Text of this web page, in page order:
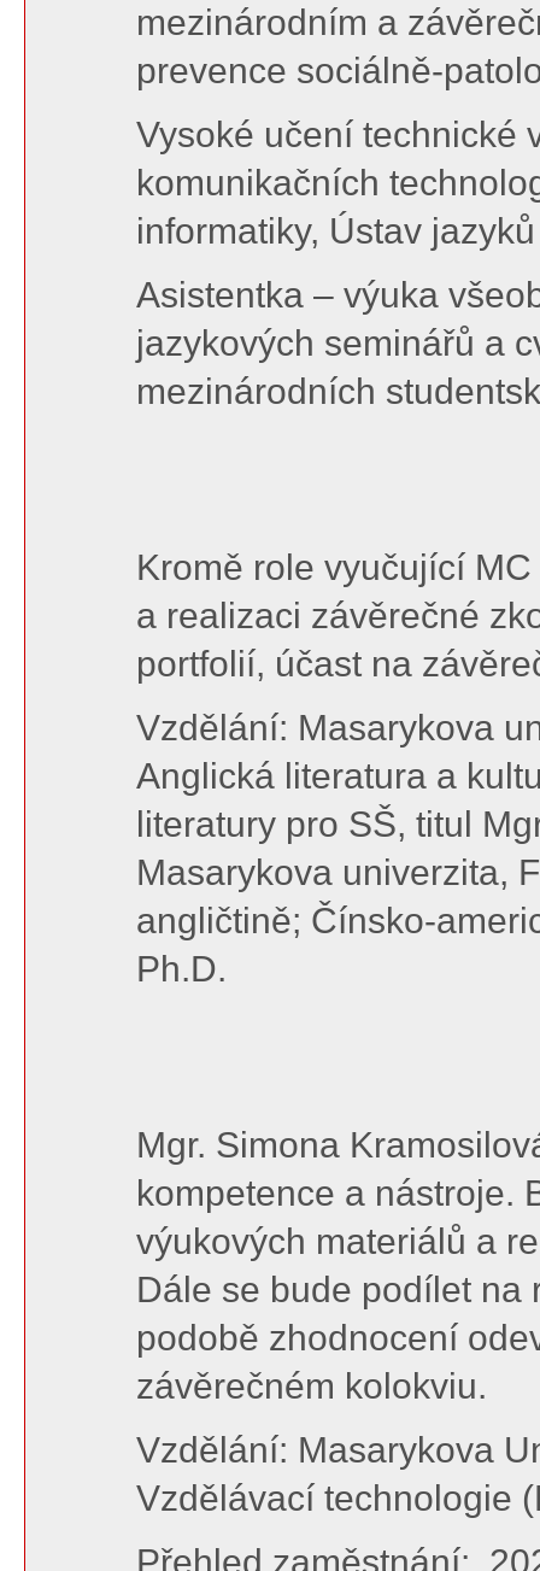
mezinárodním a
prevence sociálně-
Vysoké učení technické
komunikačních
informatiky, Ústav
Asistentka – výuka
jazykových seminářů a
mezinárodních
Kromě role vyučující
a realizaci závěrečné
portfolií, účast na
Vzdělání: Masarykova
Anglická literatura a
literatury pro SŠ, titul
Masarykova univerzita,
angličtině; Čínsko-
Ph.D.
Mgr. Simona
kompetence a nástroje.
výukových materiálů a
Dále se bude podílet na
podobě zhodnocení
závěrečném kolokviu.
Vzdělání: Masarykova
Vzdělávací technologie
Přehled zaměstnání: